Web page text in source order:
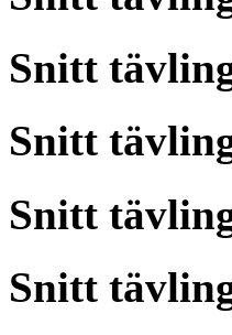
Snitt
Snitt
Snitt
Snitt